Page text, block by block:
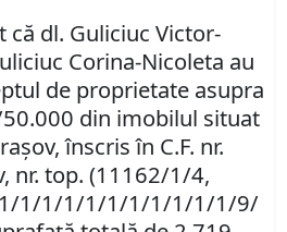
că dl. Guliciuc Victor-
Corina-Nicoleta au
de proprietate asupra
din imobilul situat
înscris în C.F. nr.
nr. top. (11162/1/4,
1/1/1/1/1/1/1/1/1/1/9/